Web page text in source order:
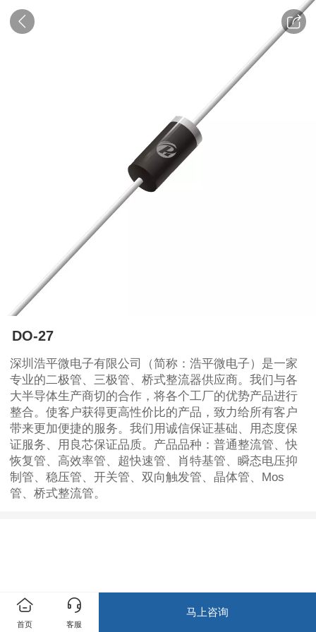
DO-27
深圳浩平微电子有限公司（简称：浩平微电子）是一家
专业的二极管、三极管、桥式整流器供应商。我们与各
大半导体生产商切的合作，将各个工厂的优势产品进行
整合。使客户获得更高性价比的产品，致力给所有客户
带来更加便捷的服务。我们用诚信保证基础、用态度保
证服务、用良芯保证品质。产品品种：普通整流管、快
恢复管、高效率管、超快速管、肖特基管、瞬态电压抑
制管、稳压管、开关管、双向触发管、晶体管、Mos
管、桥式整流管。
首页 客服
马上咨询